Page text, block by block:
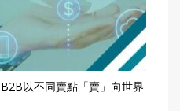
以不同賣點「賣」向世界